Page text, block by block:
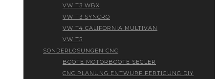
VW T3 WBX
VW T3 SYNCRO
VW T4 CALIFORNIA MULTIVAN
VW T5
SONDERLÖSUNGEN CNC
BOOTE MOTORBOOTE SEGLER
CNC PLANUNG ENTWURF FERTIGUNG DIY